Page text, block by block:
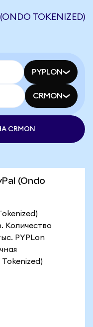
TOKENIZED)
PYPLON
CRMON
CRMON
(Ondo
Количество
PYPLon